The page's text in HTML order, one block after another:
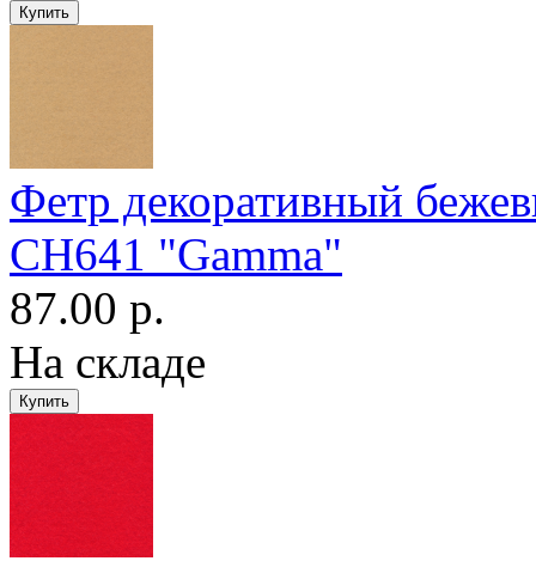
Фетр декоративный
CH641 "Gamma"
87.00 р.
На складе